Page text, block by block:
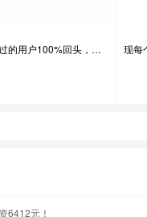
爆款：该产品研磨效果超越G3，易清洗，价格实惠，用过的用户100%回头，有需求客户复制以下微信：15813852658 添加，现在新用户下单有礼品送-自营